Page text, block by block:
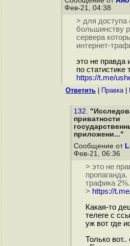
Фев-21, 04:38
> для доступа
большинству
сервера
интернет-
это не правда
по статистике
https://t.me/
Ответить Правка|
132.
приватности
приложени..."
Сообщение от
Фев-21, 06:36
> это не
пропаганда.
трафика
> https://
Какая-то
телеге с
уж вот где
Только